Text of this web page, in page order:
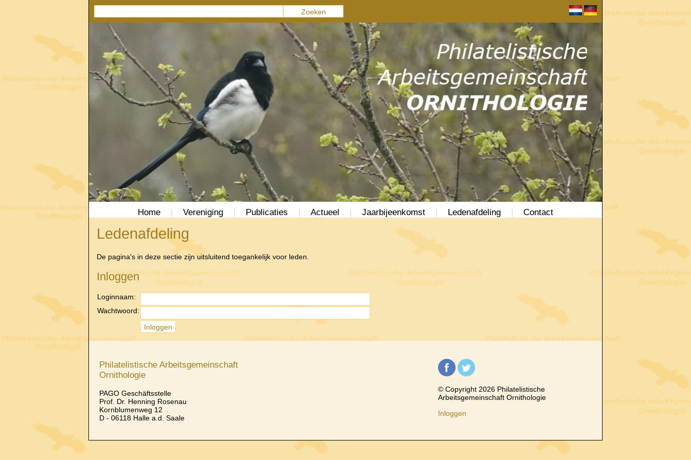
Home | Vereniging | Publicaties | Actueel | Jaarbijeenkomst | Ledenafdeling | Contact
Ledenafdeling
De pagina's in deze sectie zijn uitsluitend toegankelijk voor leden.
Inloggen
Loginnaam:
Wachtwoord:
Philatelistische Arbeitsgemeinschaft
Ornithologie
PAGO Geschäftsstelle
Prof. Dr. Henning Rosenau
Kornblumenweg 12
D - 06118 Halle a.d. Saale
© Copyright 2026 Philatelistische
Arbeitsgemeinschaft Ornithologie
Inloggen